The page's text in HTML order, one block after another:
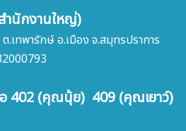
ำนักงานใหญ่)
เทพารักษ์ อ.เมือง จ.สมุทรปราการ
402 (คุณนุ้ย) 409 (คุณเยาว์)